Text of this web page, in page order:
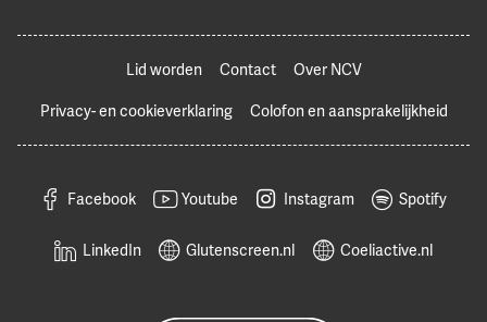
Lid worden Contact
Over NCV
Privacy- en cookieverklaring
Colofon en aansprakelijkheid
Facebook Youtube Instagram Spotify
LinkedIn Glutenscreen.nl Coeliactive.nl